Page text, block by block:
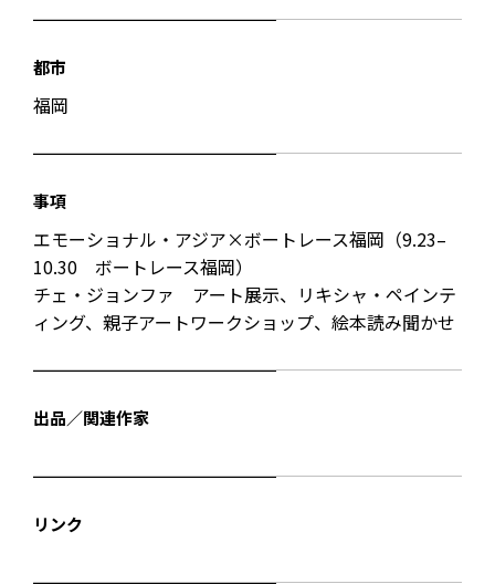
都市
福岡
事項
エモーショナル・アジア×ボートレース福岡（9.23–
10.30 ボートレース福岡）
チェ・ジョンファ アート展示、リキシャ・ペインテ
ィング、親子アートワークショップ、絵本読み聞かせ
出品／関連作家
リンク